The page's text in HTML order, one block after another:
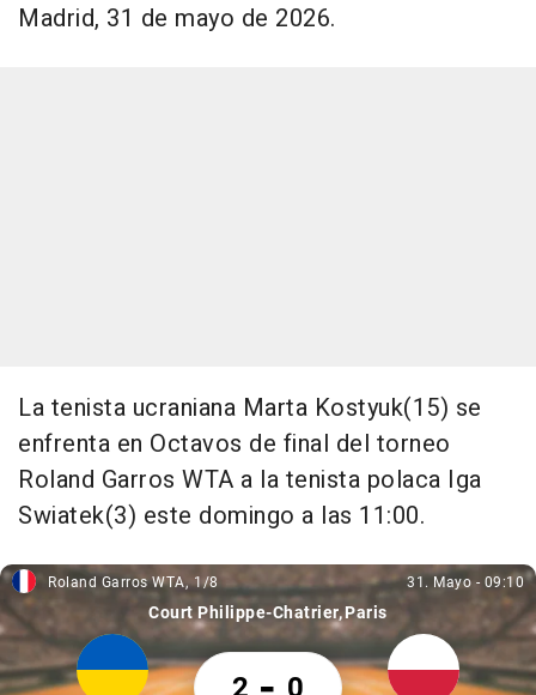
Madrid, 31 de mayo de 2026.
La tenista ucraniana Marta Kostyuk(15) se
enfrenta en Octavos de final del torneo
Roland Garros WTA a la tenista polaca Iga
Swiatek(3) este domingo a las 11:00.
Roland Garros WTA, 1/8
Roland Garros WTA 1/8 31. Mayo, 09:10
31. Mayo - 09:10
Court Philippe-Chatrier Paris
Marta Kostyuk 2 Iga Swiatek 0
2 0